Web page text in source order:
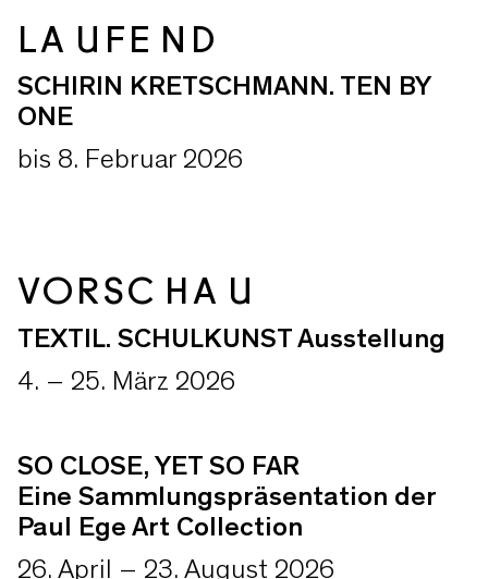
LAUFEND
SCHIRIN KRETSCHMANN. TEN BY
ONE
bis 8. Februar 2026
VORSCHAU
TEXTIL. SCHULKUNST Ausstellung
4. – 25. März 2026
SO CLOSE, YET SO FAR
Eine Sammlungspräsentation der
Paul Ege Art Collection
26. April – 23. August 2026